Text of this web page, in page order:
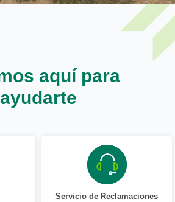
aquí para
ayudarte
Servicio de Reclamaciones